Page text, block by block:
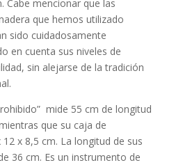
Cabe mencionar que las
que hemos utilizado
sido cuidadosamente
en cuenta sus niveles de
sin alejarse de la tradición
mide 55 cm de longitud
que su caja de
x 8,5 cm. La longitud de sus
36 cm. Es un instrumento de